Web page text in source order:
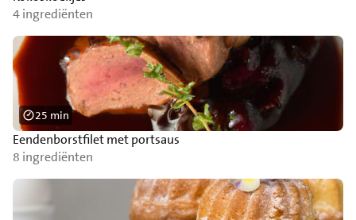
4 ingrediënten
Eendenborstfilet met portsaus
8 ingrediënten
25 min